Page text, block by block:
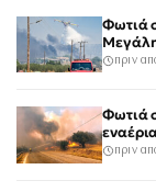
Φωτιά
πριν
Φωτιά
πριν